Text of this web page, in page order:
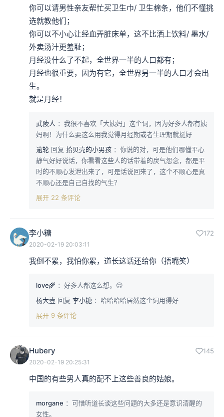
你可以请男性亲友帮忙买卫生巾/ 卫生棉条，他们不懂挑
选就教他们；
你可以不小心让经血弄脏床单，这不比洒上饮料/ 墨水/
外卖汤汁更羞耻；
月经没什么了不起，全世界一半的人口都有；
月经也很重要，因为有它，全世界另一半的人口才会出
生。
就是月经！
武陵人 ：我很不喜欢「大姨妈」这个词，因为好多人都有姨
妈啊！为什么要这么用我觉得月经期或者生理期就挺好
逾轮 回复 拾贝壳的小男孩 ：你说的对，可是他们哪懂平心
静气好好说话，你看看这些人的话带着的戾气怨念，都是平
时的不顺心发泄出来了，可是话说回来了，这个不顺心是真
不顺心还是自己自找的气生？
展开 22 条评论
李小糖 172
2020-02-19 20:03:11
我倒不累，我怕你累，道长这话还给你（捂嘴笑）
love🌾 ：好多人都这么想。😊
杨大壹 回复 李小糖 ：哈哈哈哈居然这个词用得好
展开 9 条评论
Hubery 145
2020-02-19 20:25:31
中国的有些男人真的配不上这些善良的姑娘。
morgane ：可惜听道长谈这些问题的大多还是意识清醒的
女性。